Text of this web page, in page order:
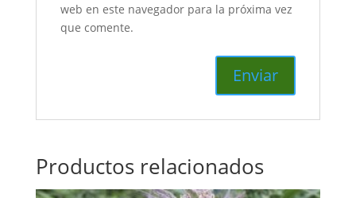
web en este navegador para la próxima vez
que comente.
Productos relacionados